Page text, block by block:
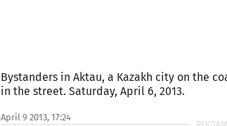
Bystanders in Aktau, a Kazakh city on the
in the street. Saturday, April 6, 2013.
April 9 2013, 17:24